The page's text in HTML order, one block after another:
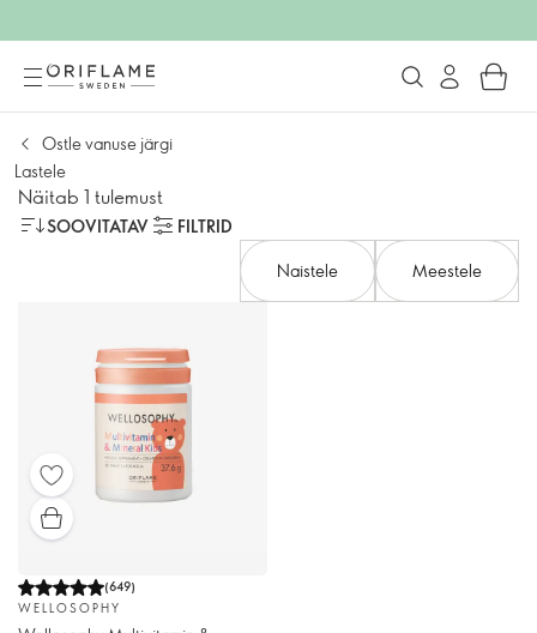
Ostle vanuse järgi
Lastele
Näitab 1 tulemust
SOOVITATAV
FILTRID
Naistele
Meestele
(649)
WELLOSOPHY